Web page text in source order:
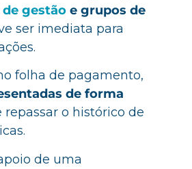
gestão e grupos de
ser imediata para
folha de pagamento,
de forma
o histórico de
de uma